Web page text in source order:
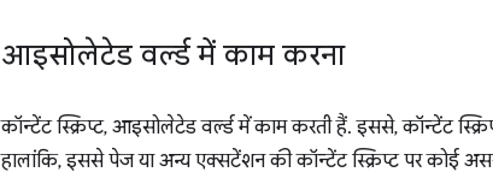
आइसोलेटेड वर्ल्ड में काम करना
कॉन्टेंट स्क्रिप्ट, आइसोलेटेड वर्ल्ड में काम करती हैं. इससे, कॉन्टेंट
हालांकि, इससे पेज या अन्य एक्सटेंशन की कॉन्टेंट स्क्रिप्ट पर कोई